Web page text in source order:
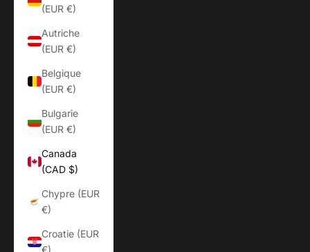
(EUR €)
Autriche
(EUR €)
Belgique
(EUR €)
Bulgarie
(EUR €)
Canada
(CAD $)
Chypre (EUR
€)
Croatie (EUR